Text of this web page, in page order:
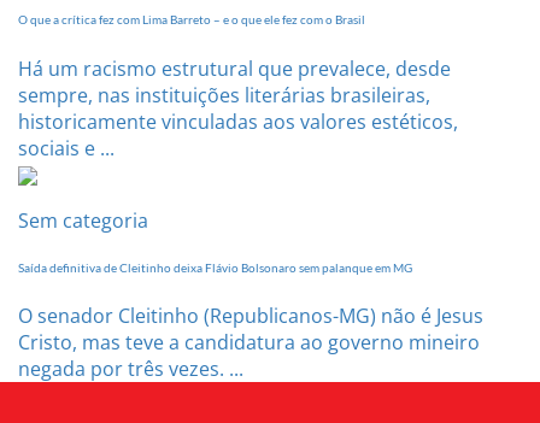
O que a crítica fez com Lima Barreto – e o que ele fez com o Brasil
Há um racismo estrutural que prevalece, desde
sempre, nas instituições literárias brasileiras,
historicamente vinculadas aos valores estéticos,
sociais e ...
Sem categoria
Saída definitiva de Cleitinho deixa Flávio Bolsonaro sem palanque em MG
O senador Cleitinho (Republicanos-MG) não é Jesus
Cristo, mas teve a candidatura ao governo mineiro
negada por três vezes. ...